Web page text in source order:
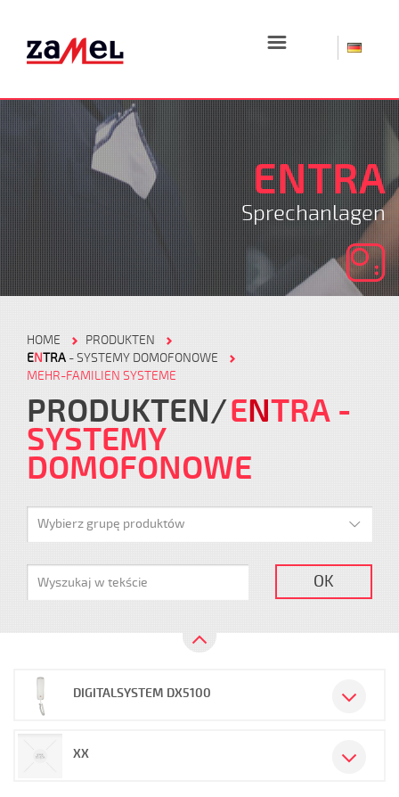
☰
ENTRA
Sprechanlagen
HOME
PRODUKTEN
ENTRA - SYSTEMY DOMOFONOWE
MEHR-FAMILIEN SYSTEME
PRODUKTEN ENTRA -
SYSTEMY
DOMOFONOWE
Wybierz grupę produktów
OK
DIGITALSYSTEM DX5100
XX